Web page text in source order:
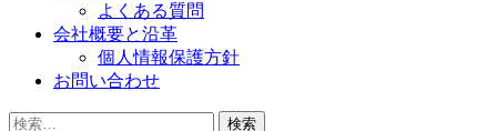
よくある質問
会社概要と沿革
個人情報保護方針
お問い合わせ
検